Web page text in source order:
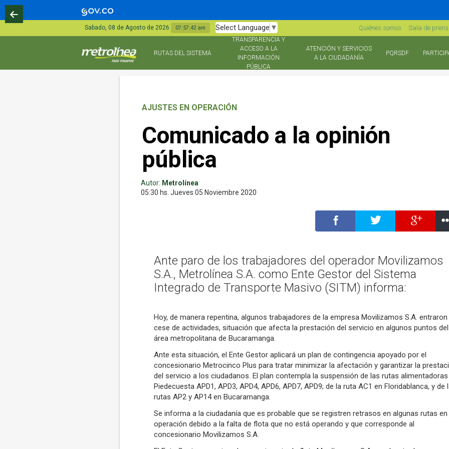
Sabado, 08 de Agosto de 2026 07:57:43 am Select Language ▼ Quiénes somos Sala de
RUTAS DEL SISTEMA
TRANSPARENCIA Y
ACCESO A LA
INFORMACIÓN
PÚBLICA
ATENCIÓN Y SERVICIOS
A LA CIUDADANÍA
PQRSDF
AJUSTES EN OPERACIÓN
Comunicado a la opinión
pública
Autor: Metrolínea
05:30 hs. Jueves 05 Noviembre 2020
Ante paro de los trabajadores del operador Movilizamos
S.A., Metrolínea S.A. como Ente Gestor del Sistema
Integrado de Transporte Masivo (SITM) informa:
Hoy, de manera repentina, algunos trabajadores de la empresa Movilizamos S.A. entraron
cese de actividades, situación que afecta la prestación del servicio en algunos puntos del
área metropolitana de Bucaramanga.
Ante esta situación, el Ente Gestor aplicará un plan de contingencia apoyado por el
concesionario Metrocinco Plus para tratar minimizar la afectación y garantizar la
del servicio a los ciudadanos. El plan contempla la suspensión de las rutas alimentadoras
Piedecuesta APD1, APD3, APD4, APD6, APD7, APD9; de la ruta AC1 en Floridablanca, y de
rutas AP2 y AP14 en Bucaramanga.
Se informa a la ciudadanía que es probable que se registren retrasos en algunas rutas en
operación debido a la falta de flota que no está operando y que corresponde al
concesionario Movilizamos S.A.